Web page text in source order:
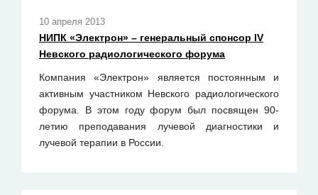
10 апреля 2013
НИПК «Электрон» – генеральный спонсор IV
Невского радиологического форума
Компания «Электрон» является постоянным и
активным участником Невского радиологического
форума. В этом году форум был посвящен 90-
летию преподавания лучевой диагностики и
лучевой терапии в России.